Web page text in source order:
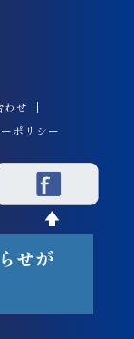
わせ
ポリシー
せが